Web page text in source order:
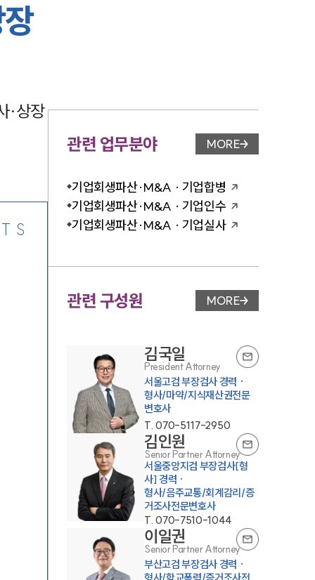
·상장
관련 업무분야 업무분야 페이지 이
MORE
기업회생파산·M&A · 기업합병
기업회생파산·M&A · 기업인수
기업회생파산·M&A · 기업실사
관련 구성원 변호사 페이지 이동
MORE
김국일
President Attorney
서울고검 부장검사 경력 ·
형사/마약/지식재산권전문
변호사
T.070-5117-2950
김인원
Senior Partner Attorney
서울중앙지검 부장검사[형
사] 경력 ·
형사/음주교통/회계감리/증
거조사전문변호사
T.070-7510-1044
이일권
Senior Partner Attorney
부산고검 부장검사 경력 ·
형사/학교폭력/증거조사전